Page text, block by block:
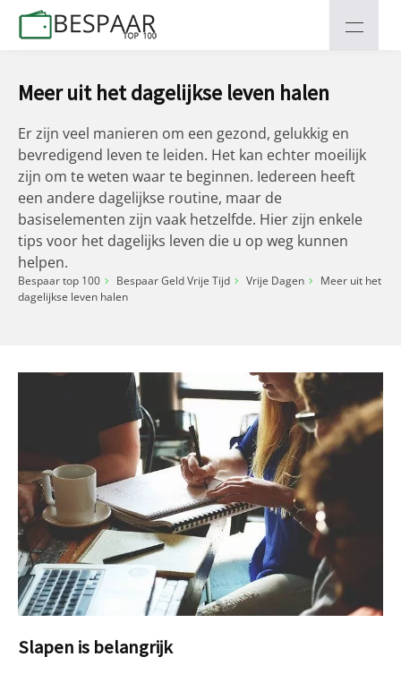
Meer uit het dagelijkse leven halen
Er zijn veel manieren om een gezond, gelukkig en
bevredigend leven te leiden. Het kan echter moeilijk
zijn om te weten waar te beginnen. Iedereen heeft
een andere dagelijkse routine, maar de
basiselementen zijn vaak hetzelfde. Hier zijn enkele
tips voor het dagelijks leven die u op weg kunnen
helpen.
Bespaar top 100 Bespaar Geld Vrije Tijd Vrije Dagen
Meer uit het
dagelijkse leven halen
Slapen is belangrijk